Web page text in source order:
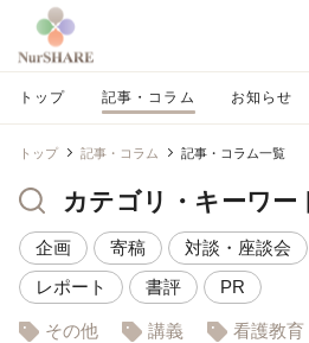
トップ 記事・コラム お知らせ
トップ 記事・コラム 記事・コラム一覧
カテゴリ・キーワー
企画 寄稿 対談・座談会
レポート
書評 PR
その他 講義 看護教育